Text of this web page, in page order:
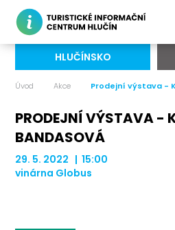
HLUČÍNSKO
Úvod Akce Prodejní výstava -
PRODEJNÍ VÝSTAVA -
BANDASOVÁ
29. 5. 2022 | 15:00
vinárna Globus